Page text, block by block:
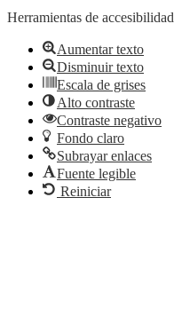
Herramientas de accesibilidad
Aumentar texto
Disminuir texto
Escala de grises
Alto contraste
Contraste negativo
Fondo claro
Subrayar enlaces
Fuente legible
Reiniciar